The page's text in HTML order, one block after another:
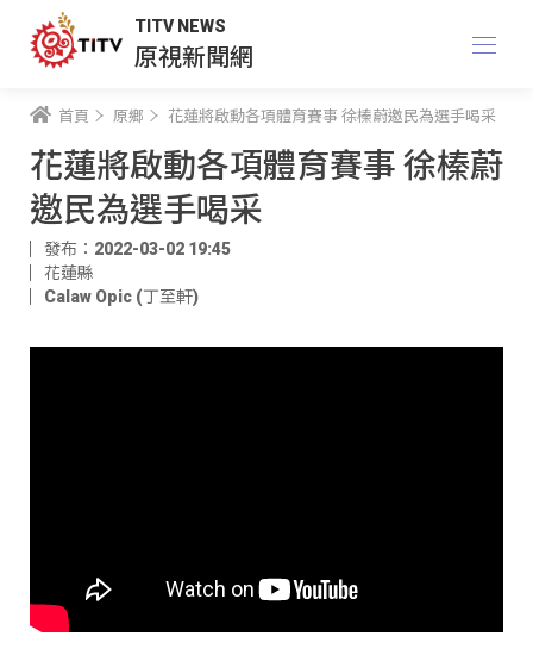
TITV NEWS
原視新聞網
首頁 原鄉 花蓮將啟動各項體育賽事 徐榛蔚邀民為選手喝采
花蓮將啟動各項體育賽事 徐榛蔚
邀民為選手喝采
發布：2022-03-02 19:45
花蓮縣
Calaw Opic (丁至軒)